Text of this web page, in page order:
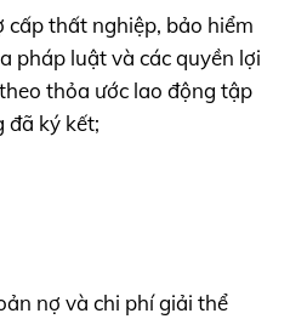
cấp thất nghiệp, bảo hiểm
pháp luật và các quyền lợi
thỏa ước lao động tập
đã ký kết;
nợ và chi phí giải thể